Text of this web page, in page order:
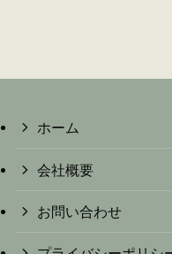
ホーム
会社概要
お問い合わせ